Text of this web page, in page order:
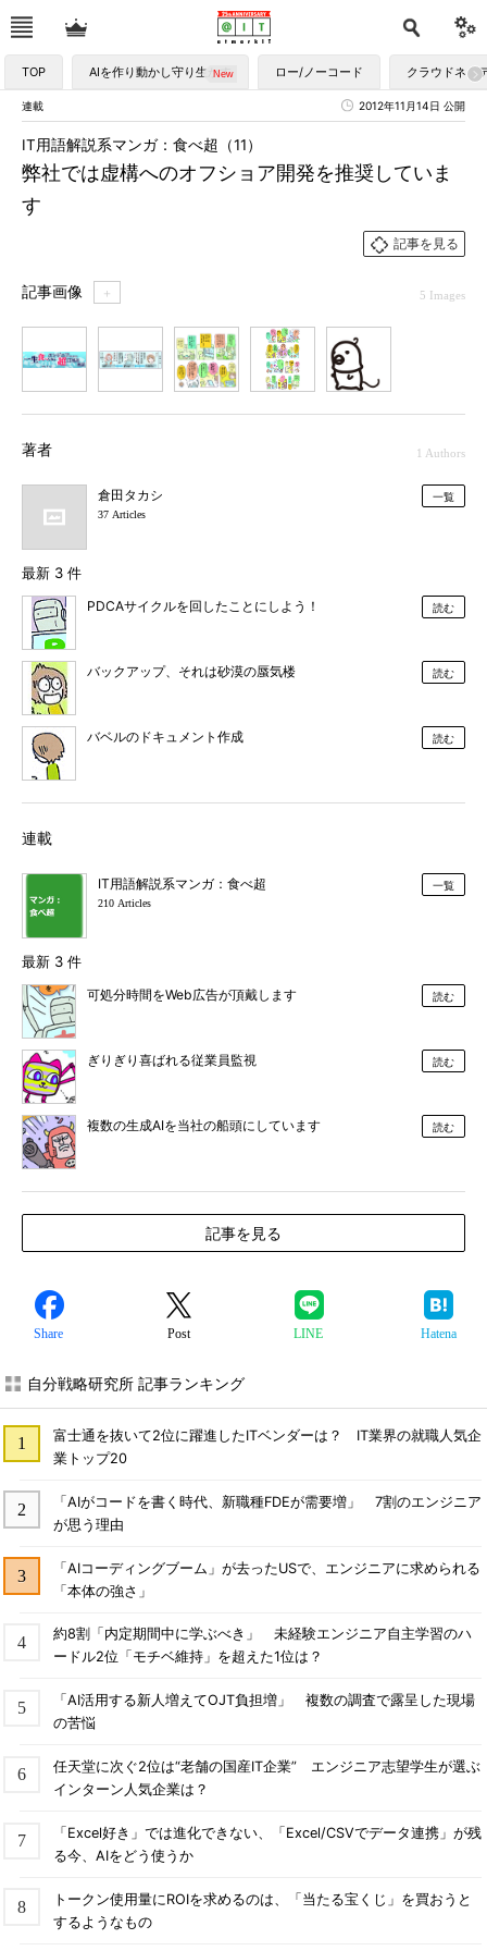
TOP AIを作り動かし守り生かす ロー/ノーコード クラウドネイ
連載 2012年11月14日 公開
弊社では虚構へのオフショア開発を推奨していま
す
IT用語解説系マンガ：食べ超（11）
記事を見る
記事画像 ＋ 5 Images
著者 1 Authors
倉田タカシ
37 Articles
一覧
最新 3 件
PDCAサイクルを回したことにしよう！ 読む
バックアップ、それは砂漠の蜃気楼 読む
バベルのドキュメント作成 読む
連載
IT用語解説系マンガ：食べ超
210 Articles
一覧
最新 3 件
可処分時間をWeb広告が頂戴します 読む
ぎりぎり喜ばれる従業員監視 読む
複数の生成AIを当社の船頭にしています 読む
記事を見る
Share Post LINE Hatena
自分戦略研究所 記事ランキング
富士通を抜いて2位に躍進したITベンダーは？ IT業界の就職人気企
業トップ20
「AIがコードを書く時代、新職種FDEが需要増」 7割のエンジニア
が思う理由
「AIコーディングブーム」が去ったUSで、エンジニアに求められる
「本体の強さ」
約8割「内定期間中に学ぶべき」 未経験エンジニア自主学習のハ
ードル2位「モチベ維持」を超えた1位は？
「AI活用する新人増えてOJT負担増」 複数の調査で露呈した現場
の苦悩
任天堂に次ぐ2位は“老舗の国産IT企業” エンジニア志望学生が選ぶ
インターン人気企業は？
「Excel好き」では進化できない、「Excel/CSVでデータ連携」が残
る今、AIをどう使うか
トークン使用量にROIを求めるのは、「当たる宝くじ」を買おうと
するようなもの